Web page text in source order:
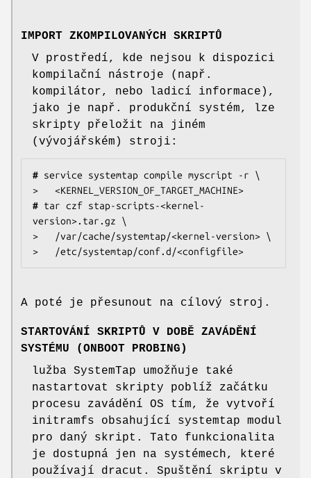
IMPORT ZKOMPILOVANÝCH SKRIPTŮ
V prostředí, kde nejsou k dispozici
kompilační nástroje (např.
kompilátor, nebo ladicí informace),
jako je např. produkční systém, lze
skripty přeložit na jiném
(vývojářském) stroji:
# service systemtap compile myscript -r \
# tar czf stap-scripts-<kernel-
version>.tar.gz \
>   /var/cache/systemtap/<kernel-version> \
>   /etc/systemtap/conf.d/<configfile>
A poté je přesunout na cílový stroj.
STARTOVÁNÍ SKRIPTŮ V DOBĚ ZAVÁDĚNÍ
SYSTÉMU (ONBOOT PROBING)
lužba SystemTap umožňuje také
nastartovat skripty poblíž začátku
procesu zavádění OS tím, že vytvoří
initramfs obsahující systemtap modul
pro daný skript. Tato funkcionalita
je dostupná jen na systémech, které
používají dracut. Spuštění skriptu v